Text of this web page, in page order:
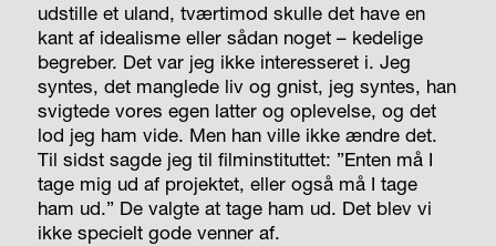
udstille et uland, tværtimod skulle det have en
kant af idealisme eller sådan noget – kedelige
begreber. Det var jeg ikke interesseret i. Jeg
syntes, det manglede liv og gnist, jeg syntes, han
svigtede vores egen latter og oplevelse, og det
lod jeg ham vide. Men han ville ikke ændre det.
Til sidst sagde jeg til filminstituttet: ”Enten må I
tage mig ud af projektet, eller også må I tage
ham ud.” De valgte at tage ham ud. Det blev vi
ikke specielt gode venner af.